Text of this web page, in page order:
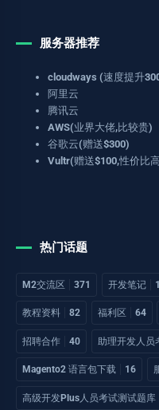
服务器推荐
cloudways (速度提升
阿里云
腾讯云
AWS(业界大佬,比较贵)
谷歌云(赠送$300)
Vultr(赠送$100,性价比
热门话题
M2交流区 371 开发笔记
教程资料 82 福利区 64
招聘合作 40 助理开发人员
Magento2 语言包下载 16
高级开发Plus人员考试测试题库